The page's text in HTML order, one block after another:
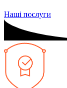
Наші послуги